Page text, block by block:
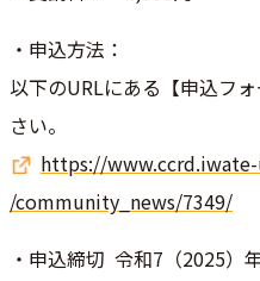
・申込方法：
以下のURLにある【申込フ
さい。
https://
/community_news/7349/
・申込締切 令和7（2025）